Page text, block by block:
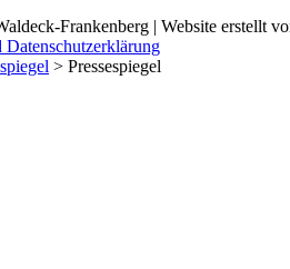
Frankenberg | Website erstellt
Datenschutzerklärung
> Pressespiegel